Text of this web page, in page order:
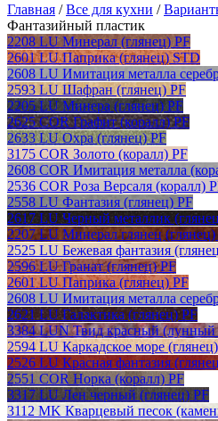
Главная /Все для кухни /
Фантазийный пластик
2208 LU Минерал (глянец) PF
2601 LU Паприка (глянец) STD
2608 LU Имитация металла
2593 LU Шафран (глянец) PF
2205 LU Минера (глянец) PF
2625 COR Графит (коралл) PF
2633 LU Охра (глянец) PF
3175 COR Золото (коралл) PF
2608 COR Имитация металла
2536 COR Роза Версаля (коралл)
2558 LU Фантазия (глянец) PF
2617 LU Черный металлик
2207 LU Минерал глянец (глянец)
2525 LU Бежевая фантазия
2596 LU Гранат (глянец) PF
2601 LU Паприка (глянец) PF
2608 LU Имитация металла
2621 LU Галактика (глянец) PF
3384 LUN Твид красный (лунный
2594 LU Каркадское море
2526 LU Красная фантазия
2551 COR Норка (коралл) PF
3317 LU Лен черный (глянец) PF
3112 MK Кварцевый песок